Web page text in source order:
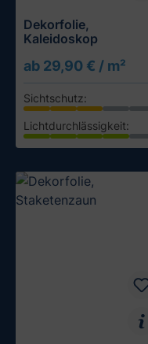
Dekorfolie,
Kaleidoskop
ab 29,90 € / m²
Sichtschutz:
Lichtdurchlässigkeit:
Muster testen